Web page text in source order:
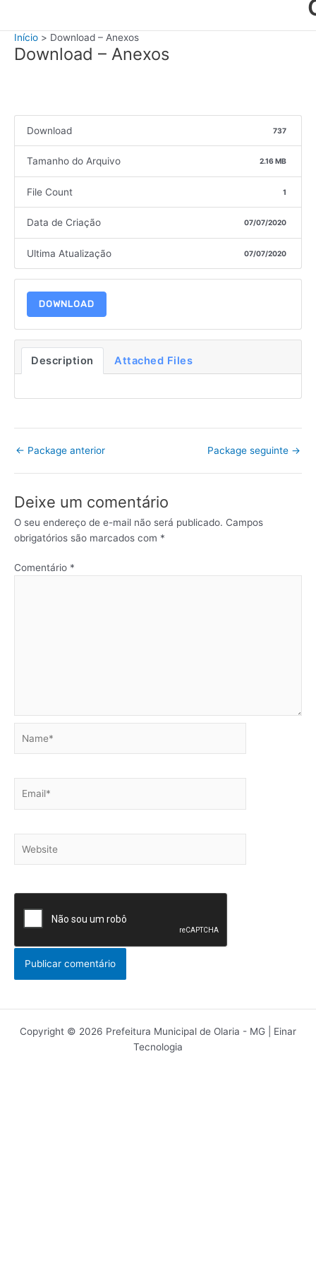
Início Download – Anexos
Download – Anexos
Download 737
Tamanho do Arquivo 2.16 MB
File Count 1
Data de Criação 07/07/2020
Ultima Atualização 07/07/2020
DOWNLOAD
Description Attached Files
← Package anterior Package seguinte →
Deixe um comentário
O seu endereço de e-mail não será publicado. Campos
obrigatórios são marcados com *
Comentário *
Copyright © 2026 Prefeitura Municipal de Olaria - MG | Einar
Tecnologia